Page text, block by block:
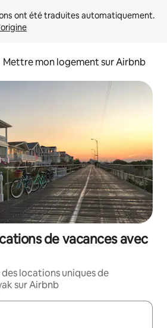
Mettre mon logement sur Airbnb
de vacances avec
locations uniques de
sur Airbnb
s'affichent, utilisez les flèches vers le